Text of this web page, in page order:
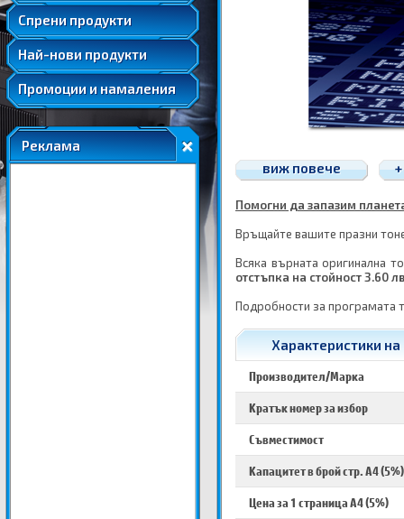
Спрени продукти
Удължени и допълнителни гаранции
Най-нови продукти
Промоции и намаления
Реклама
виж повече
Помогни да запазим
Връщайте вашите празни
Всяка върната оригинална
отстъпка на стойност 3.60
Подробности за програмата
Характеристики
Производител/Марка
Кратък номер за избор
Съвместимост
Капацитет в брой стр. A4 (5%)
Цена за 1 страница A4 (5%)